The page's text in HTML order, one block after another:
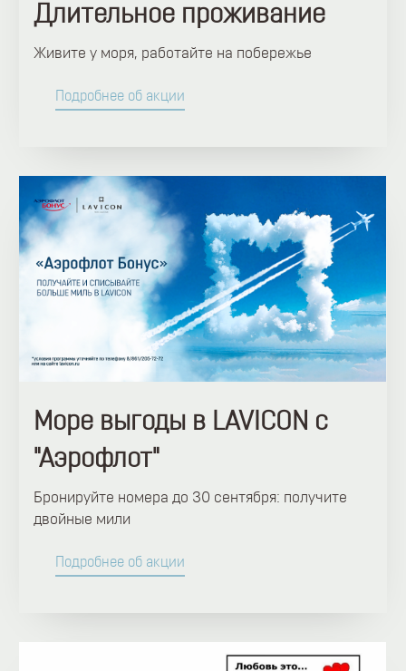
Длительное проживание
Живите у моря, работайте на побережье
Подробнее об акции
Море выгоды в LAVICON с
"Аэрофлот"
Бронируйте номера до 30 сентября: получите
двойные мили
Подробнее об акции